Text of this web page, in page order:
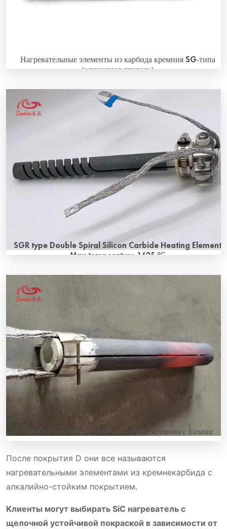
Нагревательные элементы из карбида кремния SG-типа
(одиночная спираль)
Что такое нагревательные элементы из карбида
кремния SG-типа? Витые нагревательные элементы из
карбида кремния SG-типа изготовлены из
специального высокоплотного реакционно-спекаемого
карбида кремния. Преимущество в том, что витая
прорезь в горячей зоне уменьшает поперечное
сечение. Это обеспечивает соотношение
электрического сопротивления, что делает концы
холодными и горячую зону горячей. Специальные
холодные концы могут быть...
SGR type Double Spiral Silicon Carbide Heating Element
Max temperature 1625 ℃
What is SGR type Double Spiral Silicon Carbide Heating
Element? SGR type Double Spiral Silicon Carbide Heating
Element similarly to Single spiral type. SGR type Double
with a spiral-grooved heating section, and as a major
characteristic, both electrical connections are found at
one end only.Sunshie double […]
Нагревательный элемент из карбида кремния с пазами
What is slot type sic heating element? The slot type SiC
heating element is manufactured with a spiral-grooved
heating section which is made of homogeneous, high-
and corrosion than conventional products. It is also able to
withstand operations in rigorous conditions. Also called Ux
После покрытия D они все называются
нагревательными элементами из кремнекарбида с
алкалийно-стойким покрытием.
Клиенты могут выбирать SiC нагреватель с
щелочной устойчивой покраской в зависимости от